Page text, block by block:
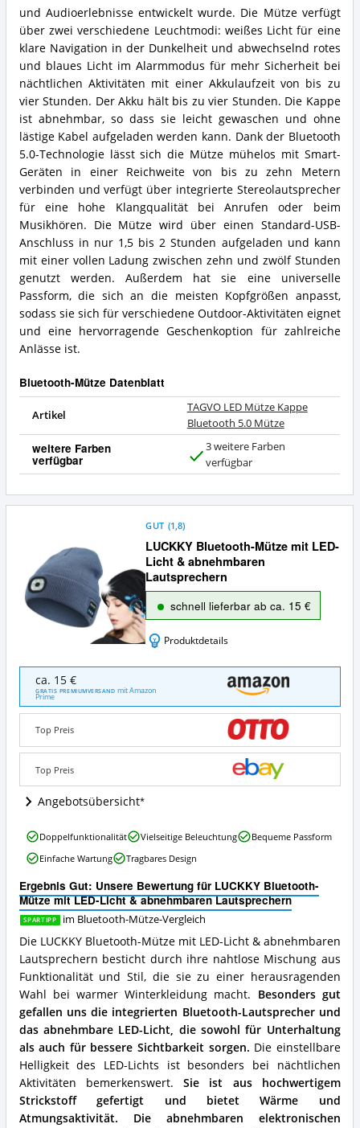
und Audioerlebnisse entwickelt wurde. Die Mütze verfügt
über zwei verschiedene Leuchtmodi: weißes Licht für eine
klare Navigation in der Dunkelheit und abwechselnd rotes
und blaues Licht im Alarmmodus für mehr Sicherheit bei
nächtlichen Aktivitäten mit einer Akkulaufzeit von bis zu
vier Stunden. Der Akku hält bis zu vier Stunden. Die Kappe
ist abnehmbar, so dass sie leicht gewaschen und ohne
lästige Kabel aufgeladen werden kann. Dank der Bluetooth
5.0-Technologie lässt sich die Mütze mühelos mit Smart-
Geräten in einer Reichweite von bis zu zehn Metern
verbinden und verfügt über integrierte Stereolautsprecher
für eine hohe Klangqualität bei Anrufen oder beim
Musikhören. Die Mütze wird über einen Standard-USB-
Anschluss in nur 1,5 bis 2 Stunden aufgeladen und kann
mit einer vollen Ladung zwischen zehn und zwölf Stunden
genutzt werden. Außerdem hat sie eine universelle
Passform, die sich an die meisten Kopfgrößen anpasst,
sodass sie sich für verschiedene Outdoor-Aktivitäten eignet
und eine hervorragende Geschenkoption für zahlreiche
Anlässe ist.
Bluetooth-Mütze Datenblatt
Artikel
TAGVO LED Mütze Kappe
Bluetooth 5.0 Mütze
weitere Farben
verfügbar
a
3 weitere Farben
verfügbar
LUCKKY Bluetooth-Mütze mit LED-
Licht & abnehmbaren
Lautsprechern
GUT (1,8)
schnell lieferbar ab ca. 15 €
Produktdetails
LUCKKY
Bluetooth-
Mütze
mit
LED-
Licht
abnehmbaren
Lautsprechern
Angebote:
ist
diese
Bluetooth-
erhältlich?
ca. 15 €
GRATIS PREMIUMVERSAND mit Amazon
Prime
Top Preis
Top Preis
Angebotsübersicht
Ergebnis Gut: Unsere Bewertung für LUCKKY Bluetooth-
Mütze mit LED-Licht & abnehmbaren Lautsprechern
SPARTIPP im Bluetooth-Mütze-Vergleich
Die LUCKKY Bluetooth-Mütze mit LED-Licht & abnehmbaren
Lautsprechern besticht durch ihre nahtlose Mischung aus
Funktionalität und Stil, die sie zu einer herausragenden
Wahl bei warmer Winterkleidung macht. Besonders gut
gefallen uns die integrierten Bluetooth-Lautsprecher und
das abnehmbare LED-Licht, die sowohl für Unterhaltung
als auch für bessere Sichtbarkeit sorgen. Die einstellbare
Helligkeit des LED-Lichts ist besonders bei nächtlichen
Aktivitäten bemerkenswert.Sie ist aus hochwertigem
Strickstoff gefertigt und bietet Wärme und
Atmungsaktivität.
Die abnehmbaren elektronischen
LUCKKY
Bluetooth-
Mütze
LED-
Licht
&
abnehmbaren
Lautsprechern
Vorteile:
Was
spricht
für
diese
Bluetooth-
Mütze?
Doppelfunktionalität Vielseitige Beleuchtung
Bequeme Passform
Einfache Wartung
Tragbares Design